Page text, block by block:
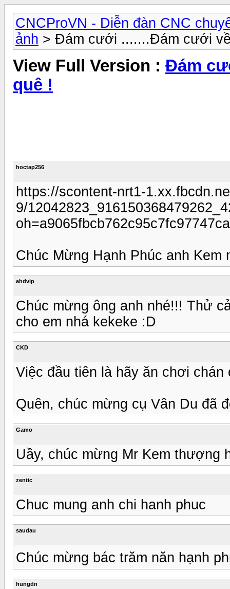
CNCProVN - Diễn đàn CNC
ảnh > Đám cưới .......Đám cưới
View Full Version : Đám
quê !
hoctap256
https://scontent-nrt1-
9/
Chúc Mừng Hạnh Phúc anh Kem
ahdvip
Chúc mừng ông anh nhé!!! Thử
cho em nhá kekeke :D
CKD
Việc đầu tiên là hãy ăn chơi
Quên, chúc mừng cụ Vân Du đã
Gamo
Uầy, chúc mừng Mr Kem thượng
zentic
Chuc mung anh chi hanh phuc
saudau
Chúc mừng bác trăm năn
hungdn